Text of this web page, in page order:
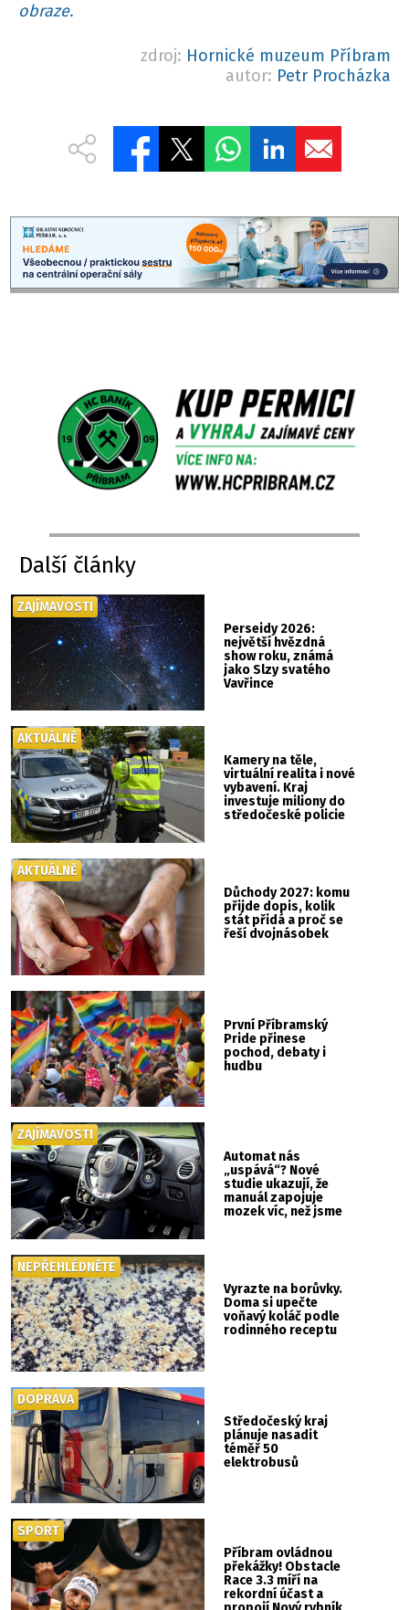
obraze.
zdroj: Hornické muzeum Příbram
autor: Petr Procházka
Další články
Perseidy 2026:
největší hvězdná
show roku, známá
jako Slzy svatého
Vavřince
ZAJÍMAVOSTI
Kamery na těle,
virtuální realita i nové
vybavení. Kraj
investuje miliony do
středočeské policie
AKTUÁLNĚ
Důchody 2027: komu
přijde dopis, kolik
stát přidá a proč se
řeší dvojnásobek
AKTUÁLNĚ
První Příbramský
Pride přinese
pochod, debaty i
hudbu
Automat nás
„uspává“? Nové
studie ukazují, že
manuál zapojuje
mozek víc, než jsme
ZAJÍMAVOSTI
Vyrazte na borůvky.
Doma si upečte
voňavý koláč podle
rodinného receptu
NEPŘEHLÉDNĚTE
Středočeský kraj
plánuje nasadit
téměř 50
elektrobusů
DOPRAVA
Příbram ovládnou
překážky! Obstacle
Race 3.3 míří na
rekordní účast a
SPORT